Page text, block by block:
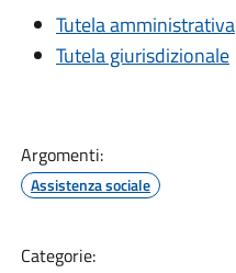
Tutela amministrativa
Tutela giurisdizionale
Argomenti:
Assistenza sociale
Categorie: